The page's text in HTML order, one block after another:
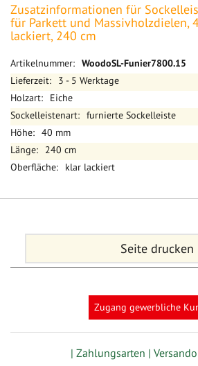
Zusatzinformationen für
für Parkett und Massivholzdielen,
lackiert, 240 cm
Mehr
Informationen
WoodoSL-Funier7800.15
3 - 5 Werktage
Eiche
furnierte Sockelleiste
40 mm
240 cm
klar lackiert
Seite drucken
Zugang gewerbliche
| Zahlungsarten |